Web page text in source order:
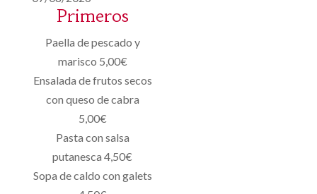
Primeros
Paella de pescado y
marisco 5,00€
Ensalada de frutos secos
con queso de cabra
5,00€
Pasta con salsa
putanesca 4,50€
Sopa de caldo con galets